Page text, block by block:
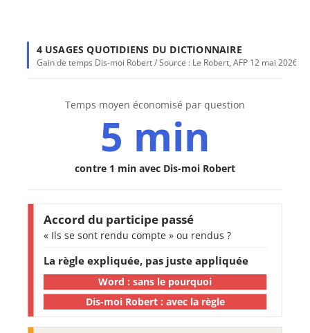
4 USAGES QUOTIDIENS DU DICTIONNAIRE
Gain de temps Dis-moi Robert / Source : Le Robert, AFP 12 mai 2026
Temps moyen économisé par question
5 min
contre 1 min avec Dis-moi Robert
Accord du participe passé
« Ils se sont rendu compte » ou rendus ?
La règle expliquée, pas juste appliquée
Word : sans le pourquoi
Dis-moi Robert : avec la règle